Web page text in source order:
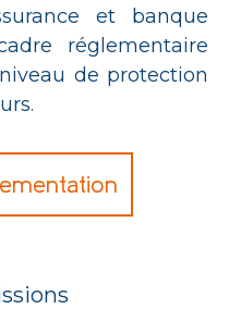
et banque
réglementaire
de protection